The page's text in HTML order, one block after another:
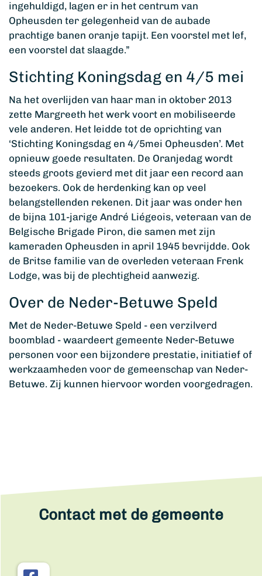
ingehuldigd, lagen er in het centrum van
Opheusden ter gelegenheid van de aubade
prachtige banen oranje tapijt. Een voorstel met lef,
een voorstel dat slaagde.”
Stichting Koningsdag en 4/5 mei
Na het overlijden van haar man in oktober 2013
zette Margreeth het werk voort en mobiliseerde
vele anderen. Het leidde tot de oprichting van
‘Stichting Koningsdag en 4/5mei Opheusden’. Met
opnieuw goede resultaten. De Oranjedag wordt
steeds groots gevierd met dit jaar een record aan
bezoekers. Ook de herdenking kan op veel
belangstellenden rekenen. Dit jaar was onder hen
de bijna 101-jarige André Liégeois, veteraan van de
Belgische Brigade Piron, die samen met zijn
kameraden Opheusden in april 1945 bevrijdde. Ook
de Britse familie van de overleden veteraan Frenk
Lodge, was bij de plechtigheid aanwezig.
Over de Neder-Betuwe Speld
Met de Neder-Betuwe Speld - een verzilverd
boomblad - waardeert gemeente Neder-Betuwe
personen voor een bijzondere prestatie, initiatief of
werkzaamheden voor de gemeenschap van Neder-
Betuwe. Zij kunnen hiervoor worden voorgedragen.
Contact met de gemeente